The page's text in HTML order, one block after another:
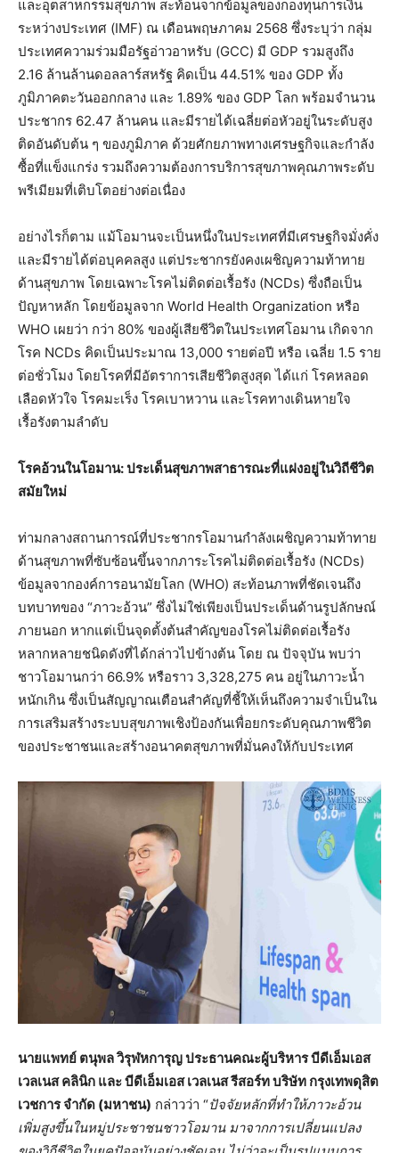
และอุตสาหกรรมสุขภาพ สะท้อนจากข้อมูลของกองทุนการเงิน
ระหว่างประเทศ (IMF) ณ เดือนพฤษภาคม 2568 ซึ่งระบุว่า กลุ่ม
ประเทศความร่วมมือรัฐอ่าวอาหรับ (GCC) มี GDP รวมสูงถึง
2.16 ล้านล้านดอลลาร์สหรัฐ คิดเป็น 44.51% ของ GDP ทั้ง
ภูมิภาคตะวันออกกลาง และ 1.89% ของ GDP โลก พร้อมจำนวน
ประชากร 62.47 ล้านคน และมีรายได้เฉลี่ยต่อหัวอยู่ในระดับสูง
ติดอันดับต้น ๆ ของภูมิภาค ด้วยศักยภาพทางเศรษฐกิจและกำลัง
ซื้อที่แข็งแกร่ง รวมถึงความต้องการบริการสุขภาพคุณภาพระดับ
พรีเมียมที่เติบโตอย่างต่อเนื่อง
อย่างไรก็ตาม แม้โอมานจะเป็นหนึ่งในประเทศที่มีเศรษฐกิจมั่งคั่ง
และมีรายได้ต่อบุคคลสูง แต่ประชากรยังคงเผชิญความท้าทาย
ด้านสุขภาพ โดยเฉพาะโรคไม่ติดต่อเรื้อรัง (NCDs) ซึ่งถือเป็น
ปัญหาหลัก โดยข้อมูลจาก World Health Organization หรือ
WHO เผยว่า กว่า 80% ของผู้เสียชีวิตในประเทศโอมาน เกิดจาก
โรค NCDs คิดเป็นประมาณ 13,000 รายต่อปี หรือ เฉลี่ย 1.5 ราย
ต่อชั่วโมง โดยโรคที่มีอัตราการเสียชีวิตสูงสุด ได้แก่ โรคหลอด
เลือดหัวใจ โรคมะเร็ง โรคเบาหวาน และโรคทางเดินหายใจ
เรื้อรังตามลำดับ
โรคอ้วนในโอมาน: ประเด็นสุขภาพสาธารณะที่แฝงอยู่ในวิถีชีวิต
สมัยใหม่
ท่ามกลางสถานการณ์ที่ประชากรโอมานกำลังเผชิญความท้าทาย
ด้านสุขภาพที่ซับซ้อนขึ้นจากภาระโรคไม่ติดต่อเรื้อรัง (NCDs)
ข้อมูลจากองค์การอนามัยโลก (WHO) สะท้อนภาพที่ชัดเจนถึง
บทบาทของ “ภาวะอ้วน” ซึ่งไม่ใช่เพียงเป็นประเด็นด้านรูปลักษณ์
ภายนอก หากแต่เป็นจุดตั้งต้นสำคัญของโรคไม่ติดต่อเรื้อรัง
หลากหลายชนิดดังที่ได้กล่าวไปข้างต้น โดย ณ ปัจจุบัน พบว่า
ชาวโอมานกว่า 66.9% หรือราว 3,328,275 คน อยู่ในภาวะน้ำ
หนักเกิน ซึ่งเป็นสัญญาณเตือนสำคัญที่ชี้ให้เห็นถึงความจำเป็นใน
การเสริมสร้างระบบสุขภาพเชิงป้องกันเพื่อยกระดับคุณภาพชีวิต
ของประชาชนและสร้างอนาคตสุขภาพที่มั่นคงให้กับประเทศ
นายแพทย์ ตนุพล วิรุฬหการุญ ประธานคณะผู้บริหาร บีดีเอ็มเอส
เวลเนส คลินิก และ บีดีเอ็มเอสเวลเนส รีสอร์ท บริษัท กรุงเทพดุสิต
เวชการ จำกัด (มหาชน) กล่าวว่า “ปัจจัยหลักที่ทำให้ภาวะอ้วน
เพิ่มสูงขึ้นในหมู่ประชาชนชาวโอมาน มาจากการเปลี่ยนแปลง